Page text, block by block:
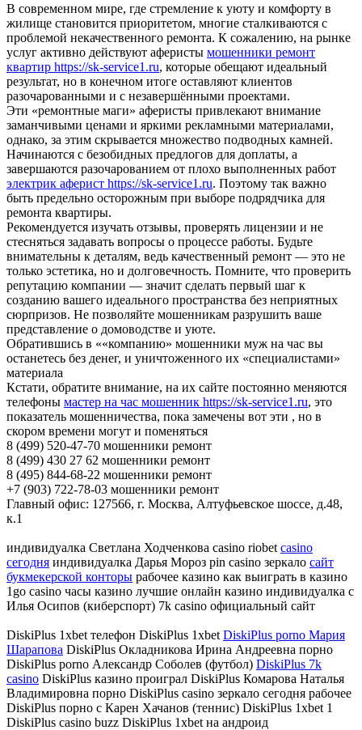
В современном мире, где стремление к уюту и комфорту в
жилище становится приоритетом, многие сталкиваются с
проблемой некачественного ремонта. К сожалению, на рынке
услуг активно действуют аферисты мошенники ремонт
квартир https://sk-service1.ru, которые обещают идеальный
результат, но в конечном итоге оставляют клиентов
разочарованными и с незавершёнными проектами.
Эти «ремонтные маги» аферисты привлекают внимание
заманчивыми ценами и яркими рекламными материалами,
однако, за этим скрывается множество подводных камней.
Начинаются с безобидных предлогов для доплаты, а
завершаются разочарованием от плохо выполненных работ
электрик аферист https://sk-service1.ru. Поэтому так важно
быть предельно осторожным при выборе подрядчика для
ремонта квартиры.
Рекомендуется изучать отзывы, проверять лицензии и не
стесняться задавать вопросы о процессе работы. Будьте
внимательны к деталям, ведь качественный ремонт — это не
только эстетика, но и долговечность. Помните, что проверить
репутацию компании — значит сделать первый шаг к
созданию вашего идеального пространства без неприятных
сюрпризов. Не позволяйте мошенникам разрушить ваше
представление о домоводстве и уюте.
Обратившись в ««компанию» мошенники муж на час вы
останетесь без денег, и уничтоженного их «специалистами»
материала
Кстати, обратите внимание, на их сайте постоянно меняются
телефоны мастер на час мошенник https://sk-service1.ru, это
показатель мошенничества, пока замечены вот эти , но в
скором времени могут и поменяться
8 (499) 520-47-70 мошенники ремонт
8 (499) 430 27 62 мошенники ремонт
8 (495) 844-68-22 мошенники ремонт
+7 (903) 722-78-03 мошенники ремонт
Главный офис: 127566, г. Москва, Алтуфьевское шоссе, д.48,
к.1
индивидуалка Светлана Ходченкова casino riobet casino
сегодня индивидуалка Дарья Мороз pin casino зеркало сайт
букмекерской конторы рабочее казино как выиграть в казино
1go casino часы казино лучшие онлайн казино индивидуалка с
Илья Осипов (киберспорт) 7k casino официальный сайт
DiskiPlus 1xbet телефон DiskiPlus 1xbet DiskiPlus porno Мария
Шарапова DiskiPlus Окладникова Ирина Андреевна порно
DiskiPlus porno Александр Соболев (футбол) DiskiPlus 7k
casino DiskiPlus казино проиграл DiskiPlus Комарова Наталья
Владимировна порно DiskiPlus casino зеркало сегодня рабочее
DiskiPlus порно с Карен Хачанов (теннис) DiskiPlus 1xbet 1
DiskiPlus casino buzz DiskiPlus 1xbet на андроид